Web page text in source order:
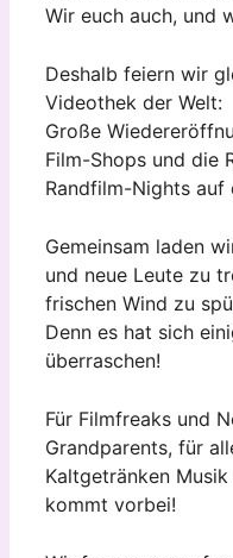
Wir euch auch, und
Deshalb feiern wir
Videothek der Welt:
Große
Film-Shops und die
Randfilm-Nights auf
Gemeinsam laden
und neue Leute zu
frischen Wind zu
Denn es hat sich
überraschen!
Für Filmfreaks und
Grandparents, für
Kaltgetränken
kommt vorbei!